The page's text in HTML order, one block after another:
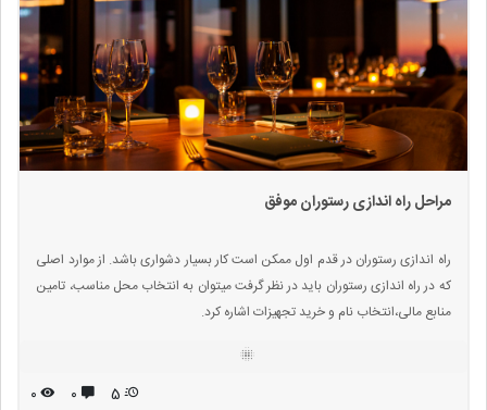
مراحل راه اندازی رستوران موفق
راه اندازی رستوران در قدم اول ممکن است کار بسیار دشواری باشد. از موارد اصلی
که در راه اندازی رستوران باید در نظر گرفت میتوان به انتخاب محل مناسب، تامین
منابع مالی،انتخاب نام و خرید تجهیزات اشاره کرد.
5 ۰ ۰